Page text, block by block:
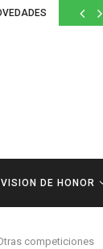
DE HONOR
competiciones